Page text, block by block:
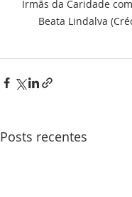
Beata Lindalva
Posts recentes